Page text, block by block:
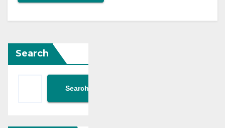
Search
Search